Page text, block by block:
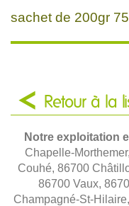
sachet de 200gr
Retour à la
Notre exploitation
Chapelle-
Couhé, 86700
86700 Vaux,
Champagné-St-